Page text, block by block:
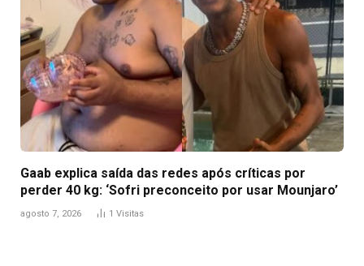
Gaab explica saída das redes após críticas por
perder 40 kg: ‘Sofri preconceito por usar Mounjaro’
agosto 7, 2026 1 Visitas